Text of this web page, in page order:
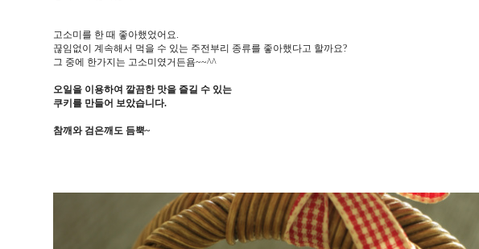
고소미를 한 때 좋아했었어요.
끊임없이 계속해서 먹을 수 있는 주전부리 종류를 좋아했다고 할까요?
그 중에 한가지는 고소미였거든욤~~^^
오일을 이용하여 깔끔한 맛을 즐길 수 있는
쿠키를 만들어 보았습니다.
참깨와 검은깨도 듬뿍~